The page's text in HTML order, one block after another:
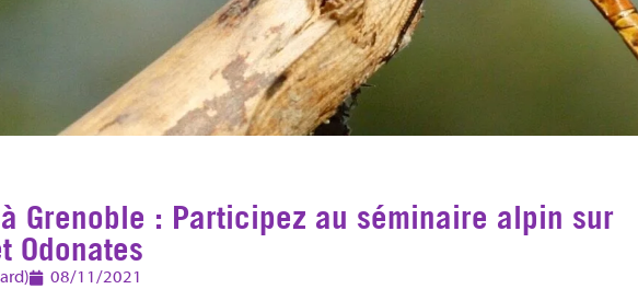
Grenoble : Participez au séminaire alpin sur
Odonates
08/11/2021